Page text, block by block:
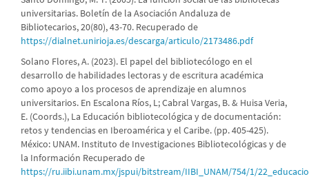
universitarias. Boletín de la Asociación Andaluza de
Bibliotecarios, 20(80), 43-70. Recuperado de
https://dialnet.unirioja.es/descarga/articulo/2173486.pdf
Solano Flores, A. (2023). El papel del bibliotecólogo en el
desarrollo de habilidades lectoras y de escritura académica
como apoyo a los procesos de aprendizaje en alumnos
universitarios. En Escalona Ríos, L; Cabral Vargas, B. & Huisa Veria,
E. (Coords.), La Educación bibliotecológica y de documentación:
retos y tendencias en Iberoamérica y el Caribe. (pp. 405-425).
México: UNAM. Instituto de Investigaciones Bibliotecológicas y de
la Información Recuperado de
https://ru.iibi.unam.mx/jspui/bitstream/IIBI_UNAM/754/1/